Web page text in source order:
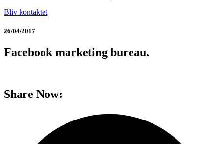
Bliv kontaktet
26/04/2017
Facebook marketing bureau.
Share Now: